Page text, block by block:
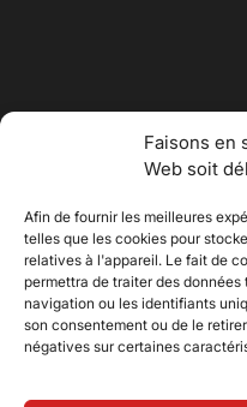
Faisons en
Web soit
Afin de fournir les meilleures
telles que les cookies pour
relatives à l'appareil. Le fait de
permettra de traiter des
navigation ou les identifiants
son consentement ou de le
négatives sur certaines
@2025
Politique